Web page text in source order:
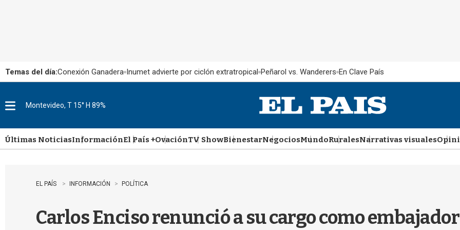
Temas del día:Conexión Ganadera Inumet advierte por ciclón extratropical Peñarol vs. Wanderers En Clave País
u
Montevideo, T 15° H 89%
Últimas NoticiasInformaciónEl País +OvaciónTV ShowBienestarNegociosMundoRuralesNarrativas visuales
EL PAÍS INFORMACIÓN POLÍTICA
Carlos Enciso renunció a su cargo como